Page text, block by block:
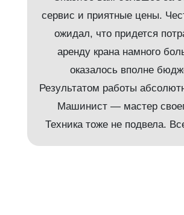
сервис и приятные цены.
ожидал, что придется
аренду крана намного
оказалось вполне
Результатом работы
Машинист — мастер
Техника тоже не подвела.